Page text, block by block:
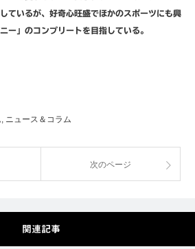
ているが、好奇心旺盛でほかのスポーツにも興
ー」のコンプリートを目指している。
, ニュース＆コラム
次のページ
関連記事